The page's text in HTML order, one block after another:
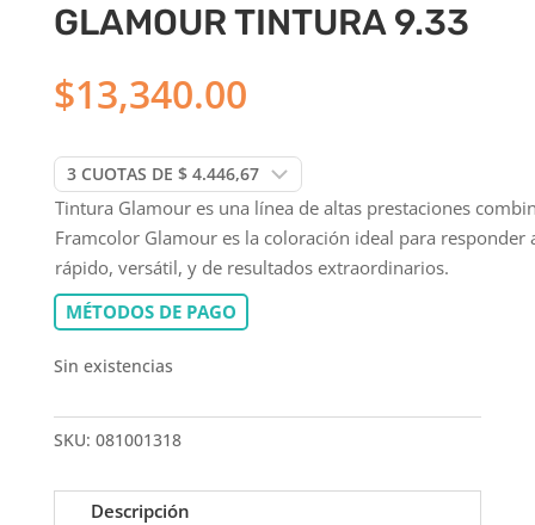
GLAMOUR TINTURA 9.33
$13,340.00
Tintura Glamour es una línea de altas prestaciones
Framcolor Glamour es la coloración ideal para responder
rápido, versátil, y de resultados extraordinarios.
MÉTODOS DE PAGO
Sin existencias
SKU: 081001318
Descripción